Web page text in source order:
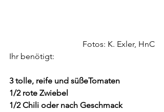
Fotos: K. Exler, HnC
Ihr benötigt:
3 tolle, reife und süßeTomaten
1/2 rote Zwiebel
1/2 Chili oder nach Geschmack